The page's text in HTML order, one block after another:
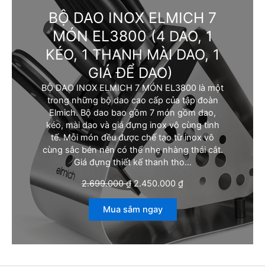
BỘ DAO INOX ELMICH 7
MÓN EL3800(4 DAO, 1
KÉO, 1 THANH MÀI DAO, 1
GIÁ ĐỂ DAO)
BỘ DAO INOX ELMICH 7 MÓN EL3800 là một
trong những bộ dao cao cấp của tập đoàn
Elmich. Bộ dao bao gồm 7 món gồm dao,
kéo, mài dao và giá đựng inox vô cùng tinh
tế. Mỗi món đều được chế tạo từ inox vô
cùng sắc bén nên có thể nhẹ nhàng thái cắt.
Giá đựng thiết kế thanh tho…
2.699.000₫G
i
g
ố
l
:
2.450.000 ₫G
h
ệ
n
ạ
Mua sắm ngay